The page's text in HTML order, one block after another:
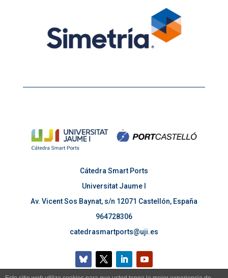
Cátedra Smart Ports
Universitat Jaume I
Av. Vicent Sos Baynat, s/n 12071 Castellón, España
964728306
catedrasmartports@uji.es